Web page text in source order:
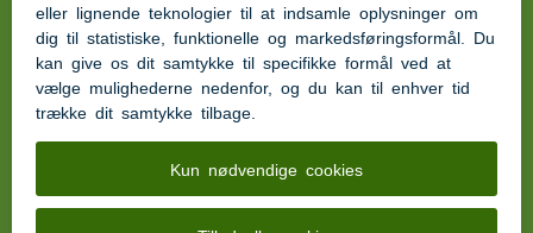
ibo@aabenraa.dk
Kom hurtigt til
Læs mere om syge børn
Aabenraa.dk